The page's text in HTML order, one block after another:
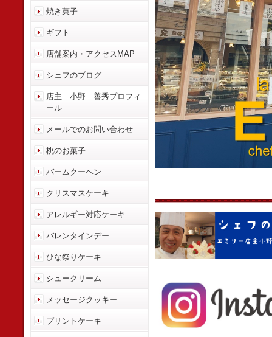
焼き菓子
ギフト
店舗案内・アクセスMAP
シェフのブログ
店主 小野 善秀プロフィ
ール
メールでのお問い合わせ
桃のお菓子
バームクーヘン
クリスマスケーキ
アレルギー対応ケーキ
バレンタインデー
ひな祭りケーキ
シュークリーム
メッセージクッキー
プリントケーキ